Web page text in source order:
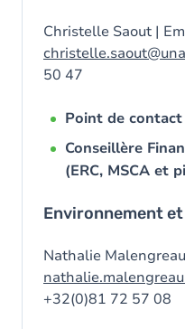
Christelle Saout |
50 47
Point de
Conseillère
(ERC, MSCA et
Environnement
Nathalie
+32(0)81 72 57 08